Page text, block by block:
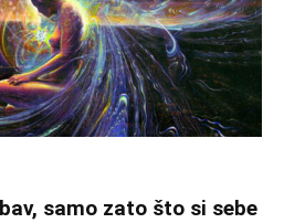
samo zato što si sebe